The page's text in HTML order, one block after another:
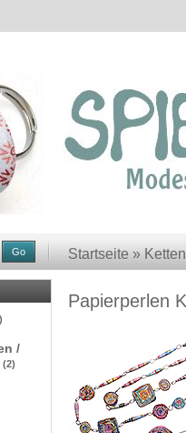
Go Startseite » Ketten
Papierperlen
/
(2)